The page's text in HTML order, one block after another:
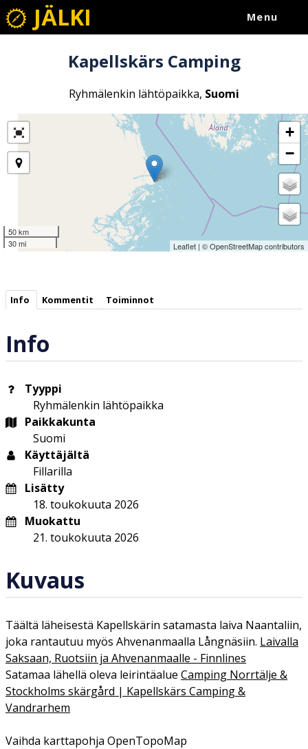
JÄLKI Menu
Kapellskärs Camping
Ryhmälenkin lähtöpaikka, Suomi
+
−
50 km
30 mi
Leaflet | ©OpenStreetMapcontributors
Info Kommentit Toiminnot
Info
Tyyppi
Ryhmälenkin lähtöpaikka
Paikkakunta
Suomi
Käyttäjältä
Fillarilla
Lisätty
18. toukokuuta 2026
Muokattu
21. toukokuuta 2026
Kuvaus
Täältä läheisestä Kapellskärin satamasta laiva Naantaliin,
joka rantautuu myös Ahvenanmaalla Långnäsiin. Laivalla
Saksaan, Ruotsiin ja Ahvenanmaalle - Finnlines
Satamaa lähellä oleva leirintäalue Camping Norrtälje &
Stockholms skärgård | Kapellskärs Camping &
Vandrarhem
Vaihda karttapohja OpenTopoMap